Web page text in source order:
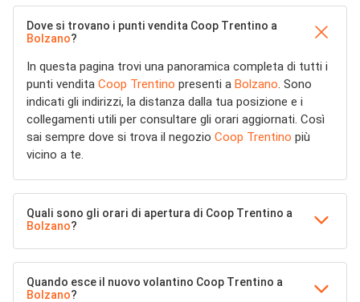
Dove si trovano i punti vendita Coop Trentino a
Bolzano?
In questa pagina trovi una panoramica completa di tutti i
punti vendita Coop Trentino presenti a Bolzano. Sono
indicati gli indirizzi, la distanza dalla tua posizione e i
collegamenti utili per consultare gli orari aggiornati. Così
sai sempre dove si trova il negozio Coop Trentino più
vicino a te.
Quali sono gli orari di apertura di Coop Trentino a
Bolzano?
Quando esce il nuovo volantino Coop Trentino a
Bolzano?